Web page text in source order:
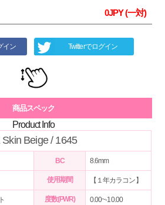
0JPY (一対)
イン Twitterでログイン
商品スペック
Product Info
Beige / 1645
BC 8.6mm
使用期間 【１年カラコン】
度数(PWR) 0.00~-10.00